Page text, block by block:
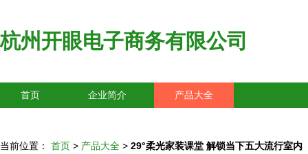
杭州开眼电子商务有限公司
首页 企业简介 产品大全
当前位置： 首页 > 产品大全 > 29°柔光家装课堂 解锁当下五大流行室内